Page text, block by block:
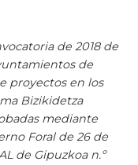
de 2018 de
de
proyectos en los
Bizikidetza
mediante
Foral de 26 de
de Gipuzkoa n.º